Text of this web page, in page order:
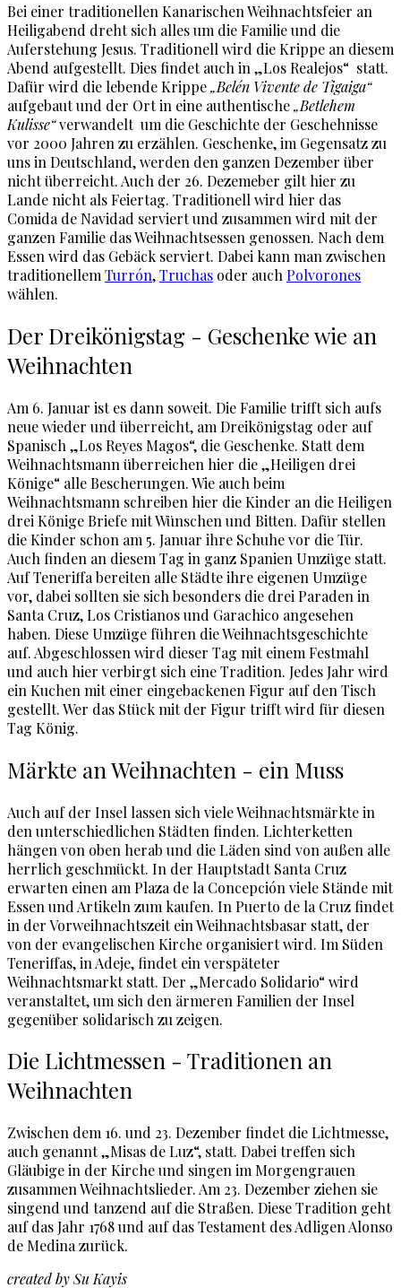
Bei einer traditionellen Kanarischen Weihnachtsfeier an
Heiligabend dreht sich alles um die Familie und die
Auferstehung Jesus. Traditionell wird die Krippe an diesem
Abend aufgestellt. Dies findet auch in „Los Realejos“ statt.
Dafür wird die lebende Krippe„Belén Vivente de Tigaiga“
aufgebaut und der Ort in eine authentische„Betlehem
Kulisse“verwandelt um die Geschichte der Geschehnisse
vor 2000 Jahren zu erzählen. Geschenke, im Gegensatz zu
uns in Deutschland, werden den ganzen Dezember über
nicht überreicht. Auch der 26. Dezemeber gilt hier zu
Lande nicht als Feiertag. Traditionell wird hier das
Comida de Navidad serviert und zusammen wird mit der
ganzen Familie das Weihnachtsessen genossen. Nach dem
Essen wird das Gebäck serviert. Dabei kann man zwischen
traditionellem Turrón,Truchas oder auch Polvorones
wählen.
Der Dreikönigstag - Geschenke wie an
Weihnachten
Am 6. Januar ist es dann soweit. Die Familie trifft sich aufs
neue wieder und überreicht, am Dreikönigstag oder auf
Spanisch „Los Reyes Magos“, die Geschenke. Statt dem
Weihnachtsmann überreichen hier die „Heiligen drei
Könige“ alle Bescherungen. Wie auch beim
Weihnachtsmann schreiben hier die Kinder an die Heiligen
drei Könige Briefe mit Wünschen und Bitten. Dafür stellen
die Kinder schon am 5. Januar ihre Schuhe vor die Tür.
Auch finden an diesem Tag in ganz Spanien Umzüge statt.
Auf Teneriffa bereiten alle Städte ihre eigenen Umzüge
vor, dabei sollten sie sich besonders die drei Paraden in
Santa Cruz, Los Cristianos und Garachico angesehen
haben. Diese Umzüge führen die Weihnachtsgeschichte
auf. Abgeschlossen wird dieser Tag mit einem Festmahl
und auch hier verbirgt sich eine Tradition. Jedes Jahr wird
ein Kuchen mit einer eingebackenen Figur auf den Tisch
gestellt. Wer das Stück mit der Figur trifft wird für diesen
Tag König.
Märkte an Weihnachten - ein Muss
Auch auf der Insel lassen sich viele Weihnachtsmärkte in
den unterschiedlichen Städten finden. Lichterketten
hängen von oben herab und die Läden sind von außen alle
herrlich geschmückt. In der Hauptstadt Santa Cruz
erwarten einen am Plaza de la Concepción viele Stände mit
Essen und Artikeln zum kaufen. In Puerto de la Cruz findet
in der Vorweihnachtszeit ein Weihnachtsbasar statt, der
von der evangelischen Kirche organisiert wird. Im Süden
Teneriffas, in Adeje, findet ein verspäteter
Weihnachtsmarkt statt. Der „Mercado Solidario“ wird
veranstaltet, um sich den ärmeren Familien der Insel
gegenüber solidarisch zu zeigen.
Die Lichtmessen - Traditionen an
Weihnachten
Zwischen dem 16. und 23. Dezember findet die Lichtmesse,
auch genannt „Misas de Luz“, statt. Dabei treffen sich
Gläubige in der Kirche und singen im Morgengrauen
zusammen Weihnachtslieder. Am 23. Dezember ziehen sie
singend und tanzend auf die Straßen. Diese Tradition geht
auf das Jahr 1768 und auf das Testament des Adligen Alonso
de Medina zurück.
created by Su Kayis